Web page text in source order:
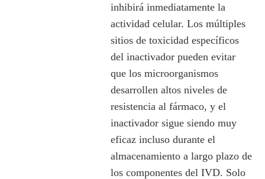
inhibirá inmediatamente la
actividad celular. Los múltiples
sitios de toxicidad específicos
del inactivador pueden evitar
que los microorganismos
desarrollen altos niveles de
resistencia al fármaco, y el
inactivador sigue siendo muy
eficaz incluso durante el
almacenamiento a largo plazo de
los componentes del IVD. Solo